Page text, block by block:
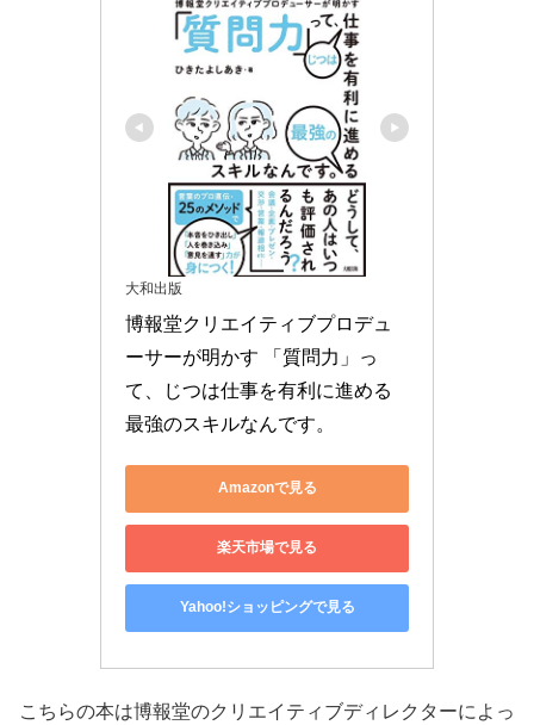
大和出版
博報堂クリエイティブプロデュ
ーサーが明かす 「質問力」っ
て、じつは仕事を有利に進める
最強のスキルなんです。
Amazonで見る
楽天市場で見る
Yahoo!ショッピングで見る
こちらの本は博報堂のクリエイティブディレクターによっ